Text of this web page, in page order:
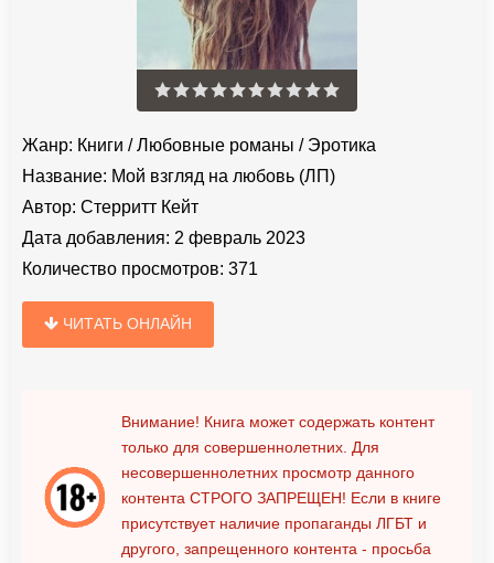
Жанр: Книги /Любовные романы / Эротика
Название: Мой взгляд на любовь (ЛП)
Автор: Стерритт Кейт
Дата добавления: 2 февраль 2023
Количество просмотров: 371
ЧИТАТЬ ОНЛАЙН
Внимание! Книга может содержать контент
только для совершеннолетних. Для
несовершеннолетних просмотр данного
контента СТРОГО ЗАПРЕЩЕН! Если в книге
присутствует наличие пропаганды ЛГБТ и
другого, запрещенного контента - просьба